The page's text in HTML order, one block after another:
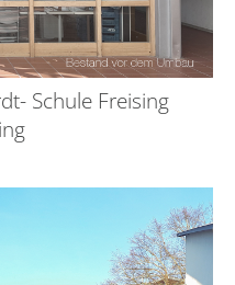
Schule Freising